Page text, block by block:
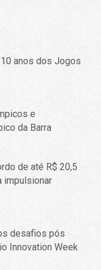
anos dos Jogos
e
da Barra
de até R$ 20,5
impulsionar
desafios pós
Innovation Week